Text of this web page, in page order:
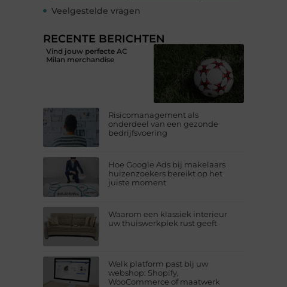
Veelgestelde vragen
RECENTE BERICHTEN
Vind jouw perfecte AC
Milan merchandise
Risicomanagement als
onderdeel van een gezonde
bedrijfsvoering
Hoe Google Ads bij makelaars
huizenzoekers bereikt op het
juiste moment
Waarom een klassiek interieur
uw thuiswerkplek rust geeft
Welk platform past bij uw
webshop: Shopify,
WooCommerce of maatwerk